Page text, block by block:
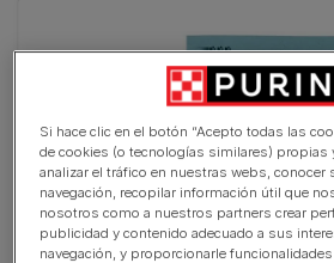
Si hace clic en el botón “Acepto todas las
de cookies (o tecnologías similares) propias
analizar el tráfico en nuestras webs, conocer
navegación, recopilar información útil que
nosotros como a nuestros partners crear
publicidad y contenido adecuado a sus
navegación, y proporcionarle